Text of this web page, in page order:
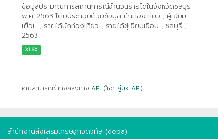
ข้อมูลประมาณการสถานการณ์จำนวนรายได้ในจังหวัดชลบุรี
พ.ศ. 2563 โดยประกอบด้วยข้อมูล นักท่องเที่ยว , ผู้เยี่ยม
เยือน , รายได้นักท่องเที่ยว , รายได้ผู้เยี่ยมเยือน , ชลบุรี ,
2563
XLSX
คุณสามารถเข้าถึงคลังทาง API (ให้ดู คู่มือ API).
สำนักงานส่งเสริมเศรษฐกิจดิจิทัล (depa)